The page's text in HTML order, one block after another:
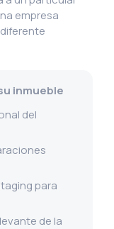
empresa
inmueble
del
para
de la